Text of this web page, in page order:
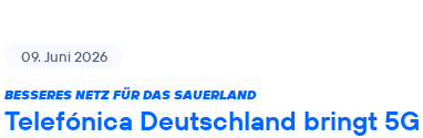
09. Juni 2026
BESSERES NETZ FÜR DAS SAUERLAND
Telefónica Deutschland bringt